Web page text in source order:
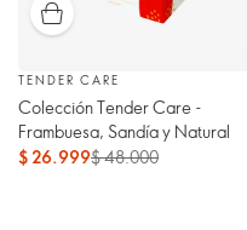
TENDER CARE
Colección Tender Care -
Frambuesa, Sandía y Natural
$ 26.999$ 48.000